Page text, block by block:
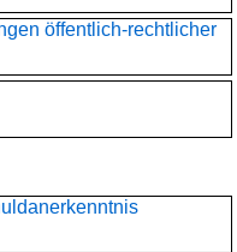
öffentlich-rechtlicher